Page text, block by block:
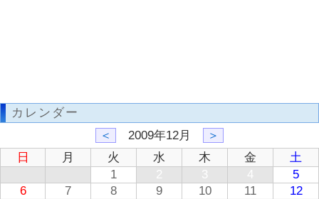
カレンダー
＜
2009年12月
＞
日
月 火 水 木 金
土
1
2 3 4
5
6
7 8 9 10 11
12